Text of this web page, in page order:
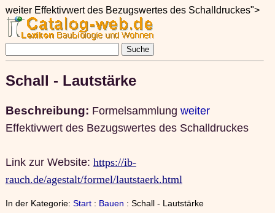
weiter Effektivwert des Bezugswertes des Schalldruckes">
Schall - Lautstärke
Beschreibung: Formelsammlung weiter
Effektivwert des Bezugswertes des Schalldruckes
Link zur Website: https://ib-
rauch.de/agestalt/formel/lautstaerk.html
In der Kategorie: Start: Bauen : Schall - Lautstärke